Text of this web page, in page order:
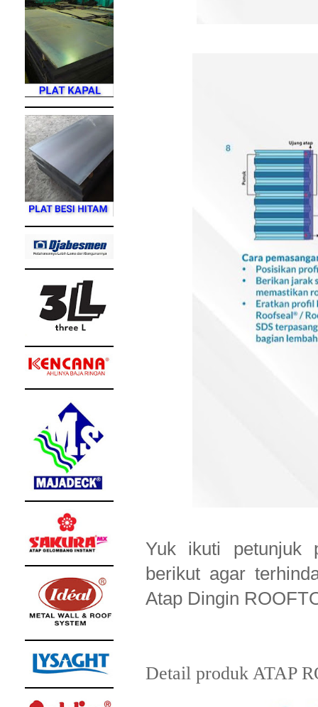
Yuk ikuti petunjuk
berikut agar
Atap Dingin
Detail produk ATAP